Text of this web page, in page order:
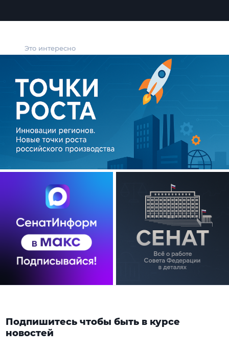
Это интересно
Подпишитесь чтобы быть в курсе
новостей